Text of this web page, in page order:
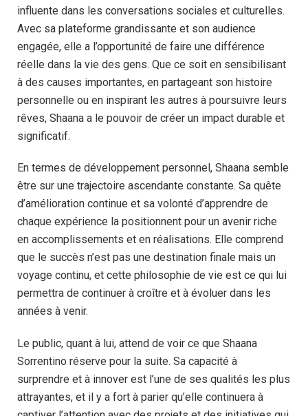
influente dans les conversations sociales et culturelles.
Avec sa plateforme grandissante et son audience
engagée, elle a l’opportunité de faire une différence
réelle dans la vie des gens. Que ce soit en sensibilisant
à des causes importantes, en partageant son histoire
personnelle ou en inspirant les autres à poursuivre leurs
rêves, Shaana a le pouvoir de créer un impact durable et
significatif.
En termes de développement personnel, Shaana semble
être sur une trajectoire ascendante constante. Sa quête
d’amélioration continue et sa volonté d’apprendre de
chaque expérience la positionnent pour un avenir riche
en accomplissements et en réalisations. Elle comprend
que le succès n’est pas une destination finale mais un
voyage continu, et cette philosophie de vie est ce qui lui
permettra de continuer à croître et à évoluer dans les
années à venir.
Le public, quant à lui, attend de voir ce que Shaana
Sorrentino réserve pour la suite. Sa capacité à
surprendre et à innover est l’une de ses qualités les plus
attrayantes, et il y a fort à parier qu’elle continuera à